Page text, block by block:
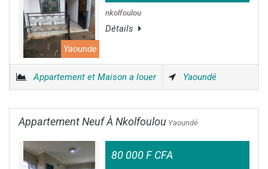
Yaounde
nkolfoulou
Détails
Appartement et Maison a louer Yaoundé
Appartement Neuf À Nkolfoulou Yaoundé
80 000 F CFA